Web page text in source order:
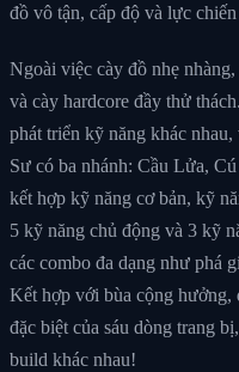
đồ vô tận, cấp độ và lực
Ngoài việc cày đồ nhẹ
và cày hardcore đầy thử
phát triển kỹ năng khác
Sư có ba nhánh: Cầu Lửa,
kết hợp kỹ năng cơ bản, kỹ
5 kỹ năng chủ động và 3 kỹ
các combo đa dạng như phá
Kết hợp với bùa cộng hưởng,
đặc biệt của sáu dòng trang
build khác nhau!